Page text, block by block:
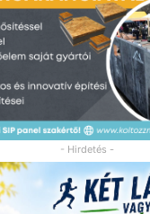
- Hirdetés -